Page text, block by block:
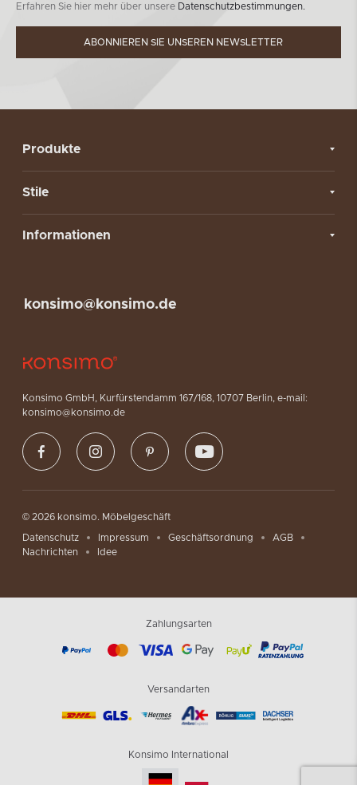
Erfahren Sie hier mehr über unsere Datenschutzbestimmungen.
ABONNIEREN SIE UNSEREN NEWSLETTER
Produkte
Stile
Informationen
Konsimo GmbH, Kurfürstendamm 167/168, 10707 Berlin, e-mail:
konsimo@konsimo.de
konsimo@konsimo.de
© 2026 konsimo. Möbelgeschäft
Datenschutz Impressum Geschäftsordnung
AGB
Nachrichten
Idee
Zahlungsarten
Versandarten
Konsimo International